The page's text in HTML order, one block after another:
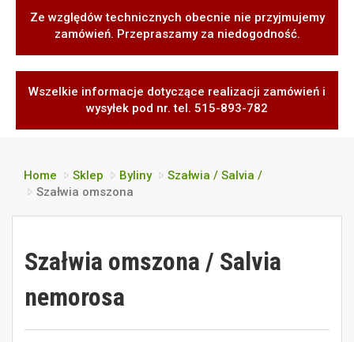
Ze względów technicznych obecnie nie przyjmujemy
zamówień. Przepraszamy za niedogodność.
Wszelkie informacje dotyczące realizacji zamówień i
wysyłek pod nr. tel. 515-893-782
Home Sklep Byliny
Szałwia / Salvia /
Szałwia omszona
Szałwia omszona / Salvia
nemorosa